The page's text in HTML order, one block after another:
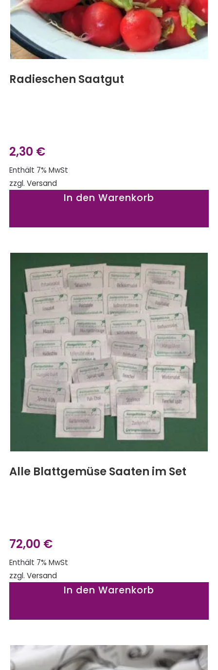
Radieschen Saatgut
2,30 €
Enthält 7% MwSt
zzgl. Versand
In den Warenkorb
Alle Blattgemüse Saaten im Set
72,00 €
Enthält 7% MwSt
zzgl. Versand
In den Warenkorb